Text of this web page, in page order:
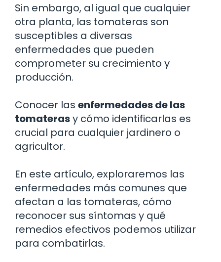
Sin embargo, al igual que cualquier
otra planta, las tomateras son
susceptibles a diversas
enfermedades que pueden
comprometer su crecimiento y
producción.
Conocer las enfermedades de las
tomaterasy cómo identificarlas es
crucial para cualquier jardinero o
agricultor.
En este artículo, exploraremos las
enfermedades más comunes que
afectan a las tomateras, cómo
reconocer sus síntomas y qué
remedios efectivos podemos utilizar
para combatirlas.